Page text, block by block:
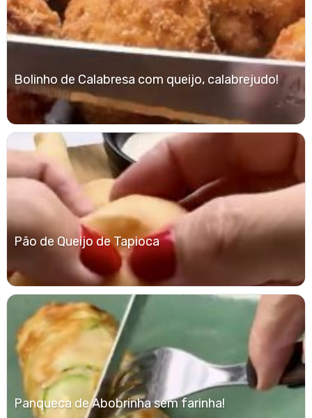
Bolinho de Calabresa com queijo, calabrejudo!
Pão de Queijo de Tapioca
Panqueca de Abobrinha sem farinha!